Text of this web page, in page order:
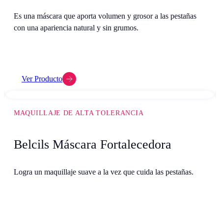
Es una máscara que aporta volumen y grosor a las pestañas
con una apariencia natural y sin grumos.
Ver Producto
MAQUILLAJE DE ALTA TOLERANCIA
Belcils Máscara Fortalecedora
Logra un maquillaje suave a la vez que cuida las pestañas.